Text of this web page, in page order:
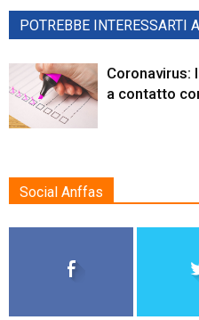
POTREBBE INTERESSARTI
Coronavirus:
a contatto
Social Anffas